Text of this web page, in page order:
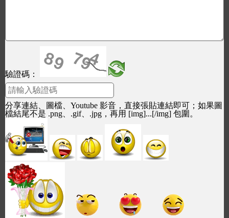
驗證碼：
分享連結、圖檔、Youtube 影音，直接張貼連結即可；如果圖
檔結尾不是 .png、.gif、.jpg，再用 [img]...[/img] 包圍。